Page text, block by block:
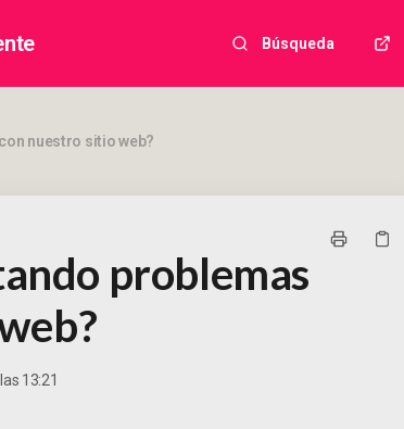
Búsqueda
nuestro sitio web?
problemas
13:21